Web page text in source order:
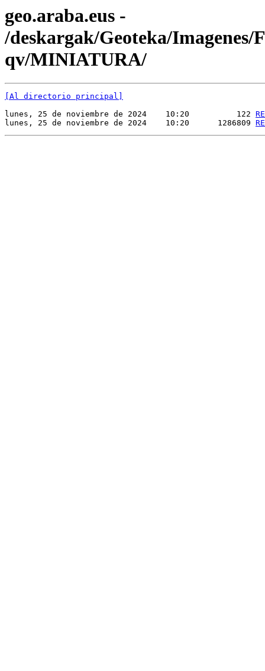
geo.araba.eus -
/deskargak/Geoteka/Imagenes/
qv/MINIATURA/
[Al directorio principal]
lunes, 25 de noviembre de 2024    10:20          122
lunes, 25 de noviembre de 2024    10:20      1286809